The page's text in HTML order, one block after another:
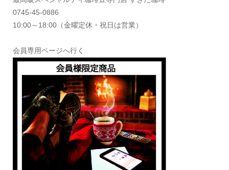
0745-45-0886
10:00～18:00（金曜定休・祝日は営業）
会員専用ページへ行く